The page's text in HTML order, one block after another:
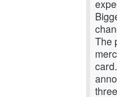
The